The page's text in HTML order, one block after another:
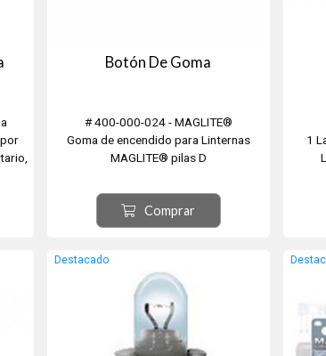
Botón De Goma
# 400-000-024 - MAGLITE®
Goma de encendido para Linternas
MAGLITE® pilas D
Comprar
1
Destacado